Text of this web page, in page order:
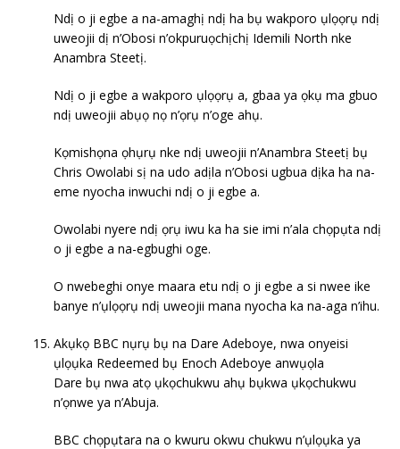
Ndị o ji egbe a na-amaghị ndị ha bụ wakporo ụlọọrụ ndị
uweojii dị n’Obosi n’okpuruọchịchị Idemili North nke
Anambra Steetị.
Ndị o ji egbe a wakporo ụlọọrụ a, gbaa ya ọkụ ma gbuo
ndị uweojii abụọ nọ n’ọrụ n’oge ahụ.
Kọmishọna ọhụrụ nke ndị uweojii n’Anambra Steetị bụ
Chris Owolabi sị na udo adịla n’Obosi ugbua dịka ha na-
eme nyocha inwuchi ndị o ji egbe a.
Owolabi nyere ndị ọrụ iwu ka ha sie imi n’ala chọpụta ndị
o ji egbe a na-egbughi oge.
O nwebeghi onye maara etu ndị o ji egbe a si nwee ike
banye n’ụlọọrụ ndị uweojii mana nyocha ka na-aga n’ihu.
Akụkọ BBC nụrụ bụ na Dare Adeboye, nwa onyeisi
ụlọụka Redeemed bụ Enoch Adeboye anwụọla
Dare bụ nwa atọ ụkọchukwu ahụ bụkwa ụkọchukwu
n’ọnwe ya n’Abuja.
BBC chọpụtara na o kwuru okwu chukwu n’ụlọụka ya